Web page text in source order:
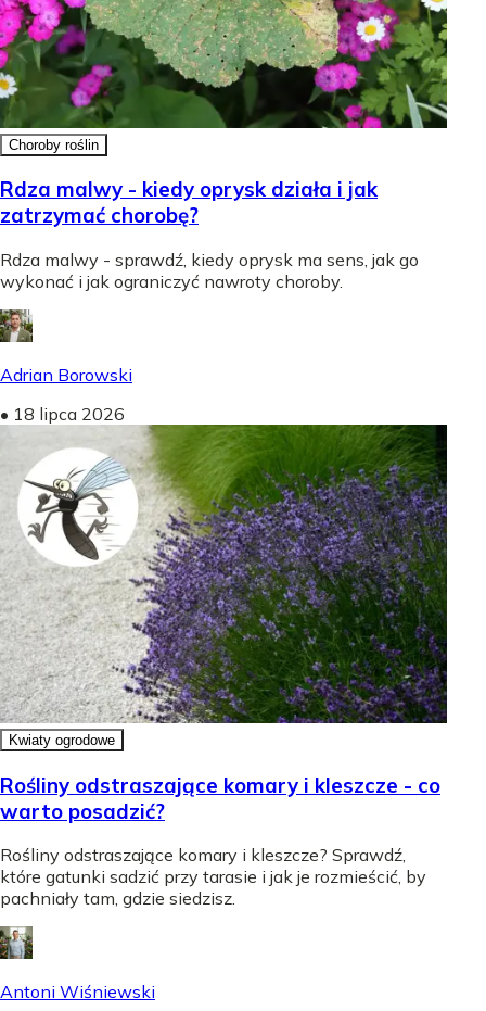
Choroby roślin
Rdza malwy - kiedy oprysk działa i jak
zatrzymać chorobę?
Rdza malwy - sprawdź, kiedy oprysk ma sens, jak go
wykonać i jak ograniczyć nawroty choroby.
Adrian Borowski
• 18 lipca 2026
Kwiaty ogrodowe
Rośliny odstraszające komary i kleszcze - co
warto posadzić?
Rośliny odstraszające komary i kleszcze? Sprawdź,
które gatunki sadzić przy tarasie i jak je rozmieścić, by
pachniały tam, gdzie siedzisz.
Antoni Wiśniewski